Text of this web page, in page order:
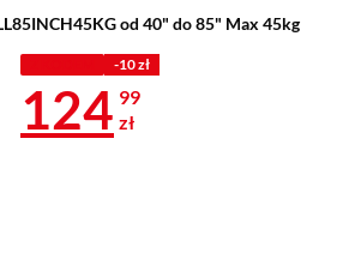
od 40" do 85" Max 45kg
-10 zł
Cena 124,99
124 99
zł